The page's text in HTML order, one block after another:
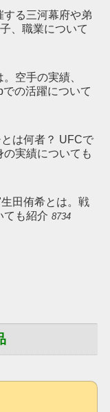
する三河幕府や弟
、職業について
空手の実績、
の活躍について
は何者？ UFCで
実績についても
田侑希とは。戦
ても紹介 8734